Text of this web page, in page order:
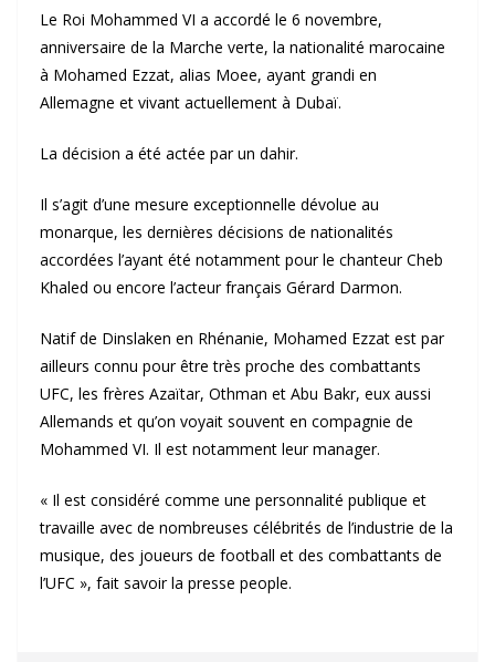
Le Roi Mohammed VI a accordé le 6 novembre,
anniversaire de la Marche verte, la nationalité marocaine
à Mohamed Ezzat, alias Moee, ayant grandi en
Allemagne et vivant actuellement à Dubaï.
La décision a été actée par un dahir.
Il s’agit d’une mesure exceptionnelle dévolue au
monarque, les dernières décisions de nationalités
accordées l’ayant été notamment pour le chanteur Cheb
Khaled ou encore l’acteur français Gérard Darmon.
Natif de Dinslaken en Rhénanie, Mohamed Ezzat est par
ailleurs connu pour être très proche des combattants
UFC, les frères Azaïtar, Othman et Abu Bakr, eux aussi
Allemands et qu’on voyait souvent en compagnie de
Mohammed VI. Il est notamment leur manager.
« Il est considéré comme une personnalité publique et
travaille avec de nombreuses célébrités de l’industrie de la
musique, des joueurs de football et des combattants de
l’UFC », fait savoir la presse people.